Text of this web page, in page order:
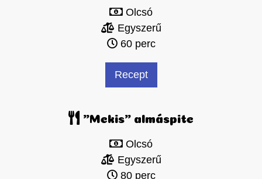
Olcsó
Egyszerű
60 perc
Recept
"Mekis" almáspite
Olcsó
Egyszerű
80 perc